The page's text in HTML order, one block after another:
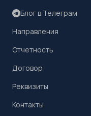
Блог в Телеграм
Направления
Отчетность
Договор
Реквизиты
Контакты